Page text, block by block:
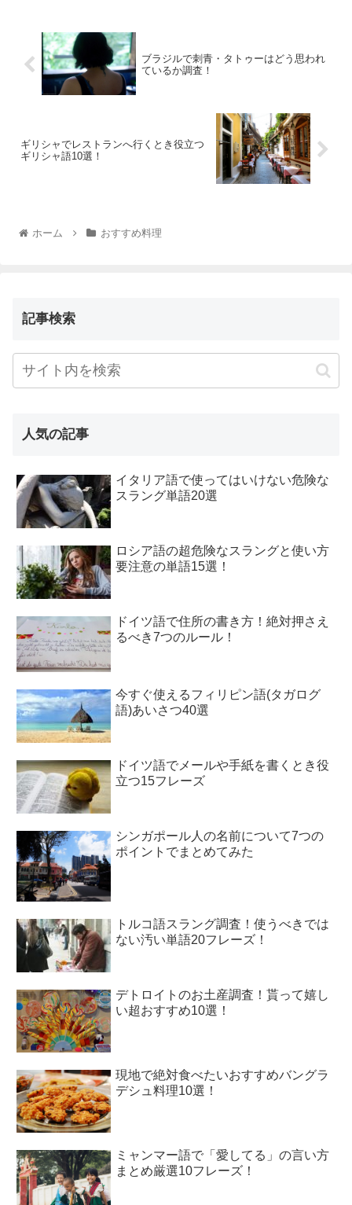
ブラジルで刺青・タトゥーはどう思われ
ているか調査！
ギリシャでレストランへ行くとき役立つ
ギリシャ語10選！
ホーム おすすめ料理
記事検索
人気の記事
イタリア語で使ってはいけない危険な
スラング単語20選
ロシア語の超危険なスラングと使い方
要注意の単語15選！
ドイツ語で住所の書き方！絶対押さえ
るべき7つのルール！
今すぐ使えるフィリピン語(タガログ
語)あいさつ40選
ドイツ語でメールや手紙を書くとき役
立つ15フレーズ
シンガポール人の名前について7つの
ポイントでまとめてみた
トルコ語スラング調査！使うべきでは
ない汚い単語20フレーズ！
デトロイトのお土産調査！貰って嬉し
い超おすすめ10選！
現地で絶対食べたいおすすめバングラ
デシュ料理10選！
ミャンマー語で「愛してる」の言い方
まとめ厳選10フレーズ！